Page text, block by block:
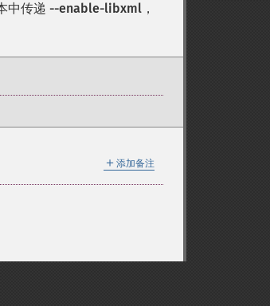
中传递 --enable-libxml ，
＋ 添加备注